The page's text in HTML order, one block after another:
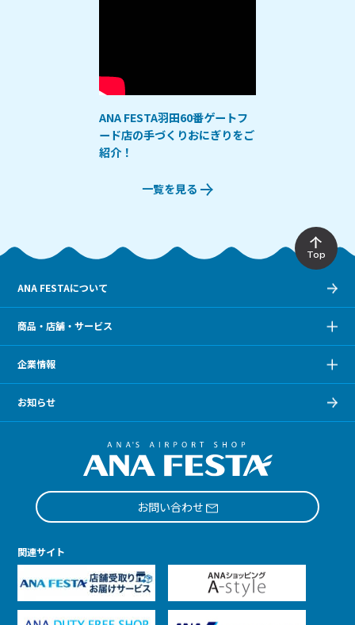
ANA FESTA羽田60番ゲートフ
ード店の手づくりおにぎりをご
紹介！
一覧を見る
Top
ANA FESTAについて
商品・店舗・サービス
企業情報
お知らせ
お問い合わせ
関連サイト